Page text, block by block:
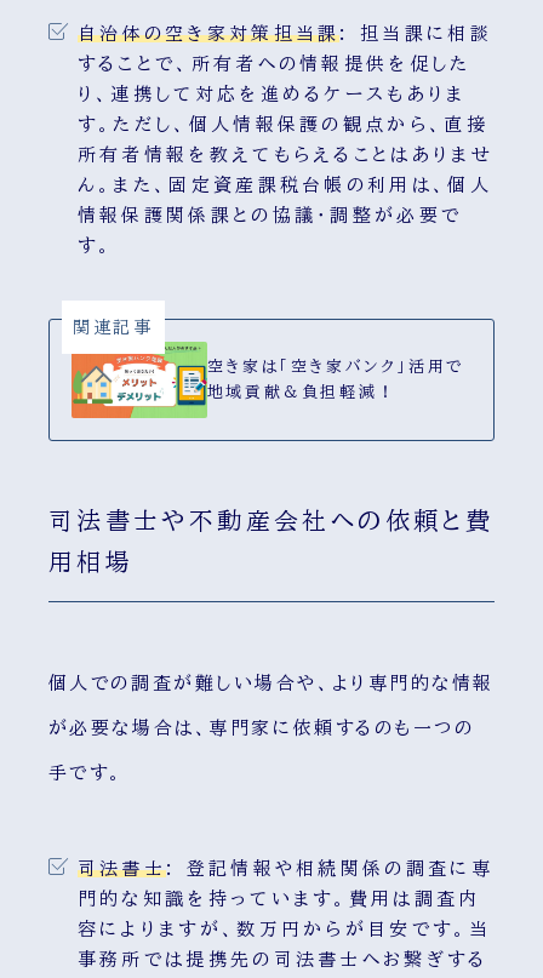
自治体の空き家対策担当課:
担当課に相談
することで、所有者への情報提供を促した
り、連携して対応を進めるケースもありま
す。ただし、個人情報保護の観点から、直接
所有者情報を教えてもらえることはありませ
ん。また、固定資産課税台帳の利用は、個人
情報保護関係課との協議・調整が必要で
す。
関連記事
空き家は「空き家バンク」活用で
地域貢献＆負担軽減！
司法書士や不動産会社への依頼と費
用相場
個人での調査が難しい場合や、より専門的な情報
が必要な場合は、専門家に依頼するのも一つの
手です。
司法書士:
登記情報や相続関係の調査に専
門的な知識を持っています。費用は調査内
容によりますが、数万円からが目安です。当
事務所では提携先の司法書士へお繋ぎする